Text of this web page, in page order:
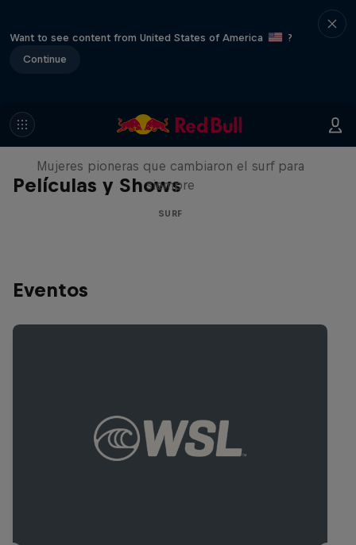
Want to see content from United States of America
?
Continue
Películas y Shows
NOW DAYS
Mujeres pioneras que cambiaron el surf para
siempre
SURF
Eventos